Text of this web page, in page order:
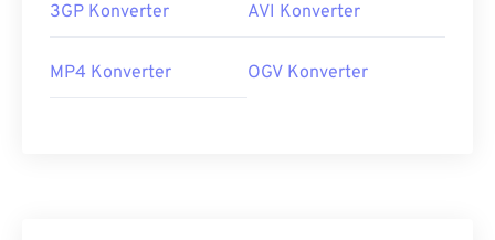
3GP Konverter AVI Konverter
MP4 Konverter OGV Konverter